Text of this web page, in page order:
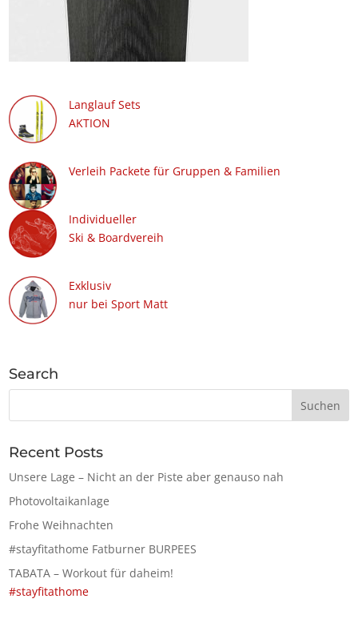
Langlauf Sets
AKTION
Verleih Packete für Gruppen & Familien
Individueller
Ski & Boardvereih
Exklusiv
nur bei Sport Matt
Search
Recent Posts
Unsere Lage – Nicht an der Piste aber genauso nah
Photovoltaikanlage
Frohe Weihnachten
#stayfitathome Fatburner BURPEES
TABATA – Workout für daheim!
#stayfitathome